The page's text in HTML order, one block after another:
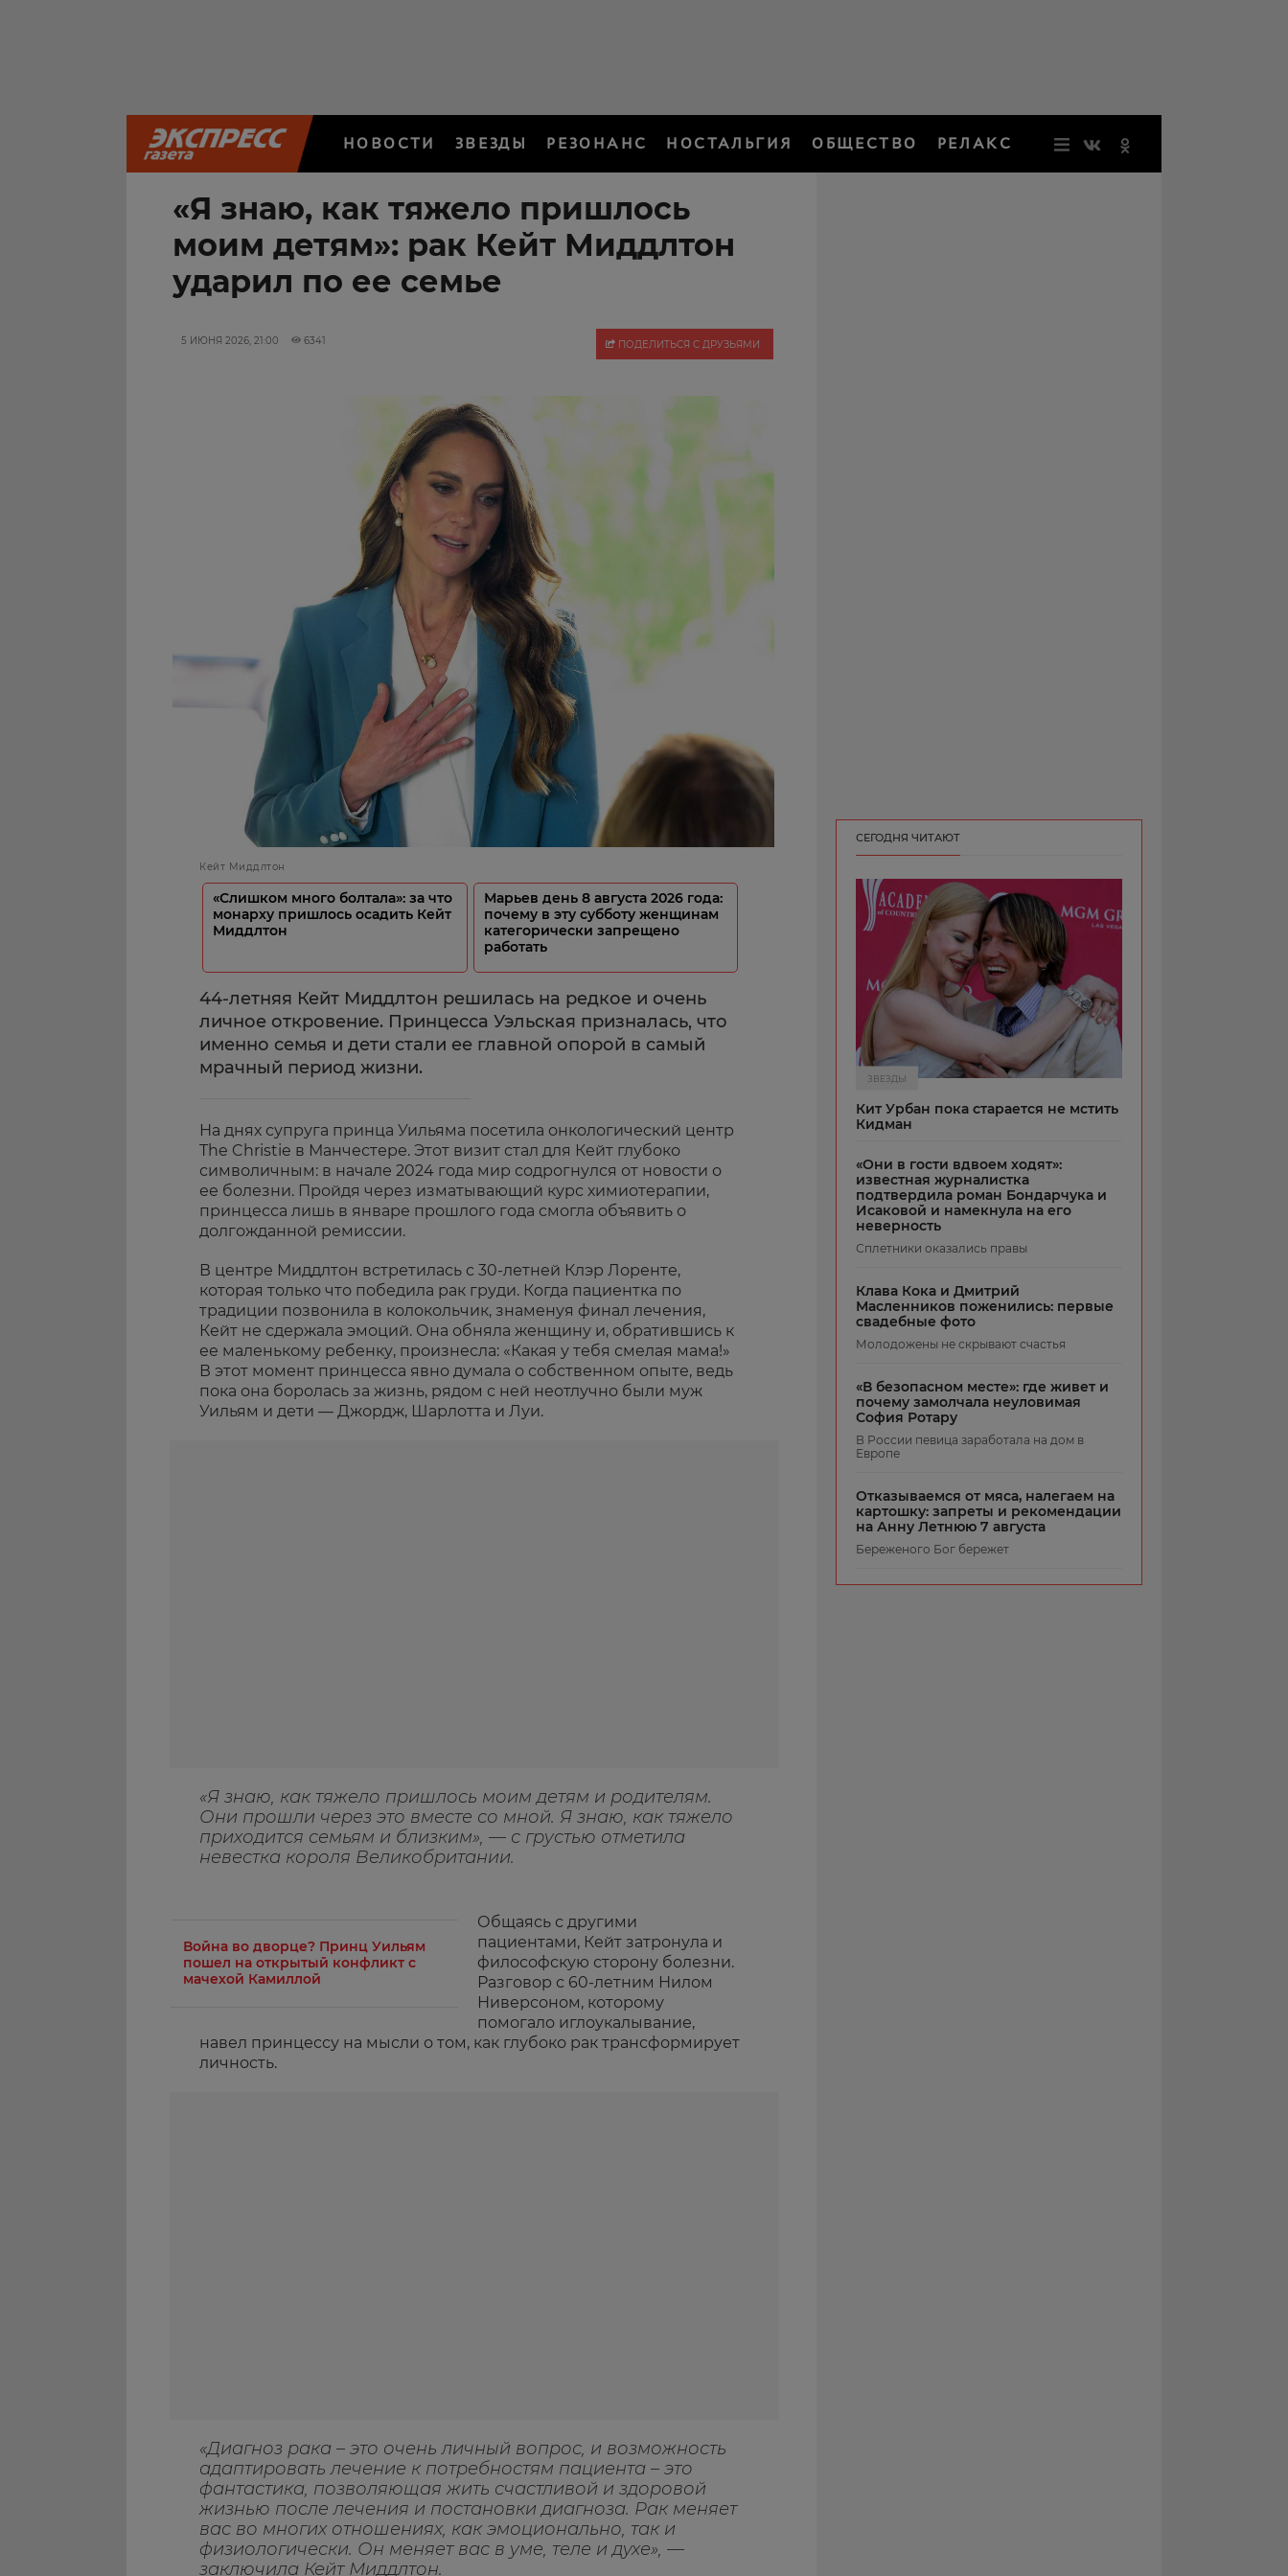
НОВОСТИ ЗВЕЗДЫ РЕЗОНАНС НОСТАЛЬГИЯ ОБЩЕСТВО РЕЛАКС
«Я знаю, как тяжело пришлось
моим детям»: рак Кейт Миддлтон
ударил по ее семье
5 ИЮНЯ 2026, 21:00 6341 ПОДЕЛИТЬСЯ С ДРУЗЬЯМИ
Кейт Миддлтон
«Слишком много болтала»: за что
монарху пришлось осадить Кейт
Миддлтон
Марьев день 8 августа 2026 года:
почему в эту субботу женщинам
категорически запрещено
работать
44-летняя Кейт Миддлтон решилась на редкое и очень
личное откровение. Принцесса Уэльская призналась, что
именно семья и дети стали ее главной опорой в самый
мрачный период жизни.
На днях супруга принца Уильяма посетила онкологический центр
The Christie в Манчестере. Этот визит стал для Кейт глубоко
символичным: в начале 2024 года мир содрогнулся от новости о
ее болезни. Пройдя через изматывающий курс химиотерапии,
принцесса лишь в январе прошлого года смогла объявить о
долгожданной ремиссии.
В центре Миддлтон встретилась с 30-летней Клэр Лоренте,
которая только что победила рак груди. Когда пациентка по
традиции позвонила в колокольчик, знаменуя финал лечения,
Кейт не сдержала эмоций. Она обняла женщину и, обратившись к
ее маленькому ребенку, произнесла: «Какая у тебя смелая мама!»
В этот момент принцесса явно думала о собственном опыте, ведь
пока она боролась за жизнь, рядом с ней неотлучно были муж
Уильям и дети — Джордж, Шарлотта и Луи.
«Я знаю, как тяжело пришлось моим детям и родителям.
Они прошли через это вместе со мной. Я знаю, как тяжело
приходится семьям и близким», — с грустью отметила
невестка короля Великобритании.
Война во дворце? Принц Уильям
пошел на открытый конфликт с
мачехой Камиллой
Общаясь с другими
пациентами, Кейт затронула и
философскую сторону болезни.
Разговор с 60-летним Нилом
Ниверсоном, которому
помогало иглоукалывание,
навел принцессу на мысли о том, как глубоко рак трансформирует
личность.
«Диагноз рака – это очень личный вопрос, и возможность
адаптировать лечение к потребностям пациента – это
фантастика, позволяющая жить счастливой и здоровой
жизнью после лечения и постановки диагноза. Рак меняет
вас во многих отношениях, как эмоционально, так и
физиологически. Он меняет вас в уме, теле и духе», —
заключила Кейт Миддлтон.
СЕГОДНЯ ЧИТАЮТ
ЗВЕЗДЫ
Кит Урбан пока старается не мстить
Кидман
«Они в гости вдвоем ходят»:
известная журналистка
подтвердила роман Бондарчука и
Исаковой и намекнула на его
неверность
Сплетники оказались правы
Клава Кока и Дмитрий
Масленников поженились: первые
свадебные фото
Молодожены не скрывают счастья
«В безопасном месте»: где живет и
почему замолчала неуловимая
София Ротару
В России певица заработала на дом в
Европе
Отказываемся от мяса, налегаем на
картошку: запреты и рекомендации
на Анну Летнюю 7 августа
Береженого Бог бережет